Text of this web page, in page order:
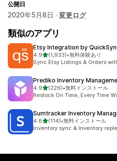
公開日
2020年5月8日 · 変更ログ
類似のアプリ
Etsy Integration by
4.95つ星中
(1,933)
合計レビュー数：1933件
•無料体験あり
Sync Etsy Listings & Orders
Prediko Inventory
4.95つ星中
(226)
合計レビュー数：226件
•無料インストール
Restock On Time, Every Time
Sumtracker Inventory
4.85つ星中
(114)
合計レビュー数：114件
•無料インストール
Inventory sync & Inventory